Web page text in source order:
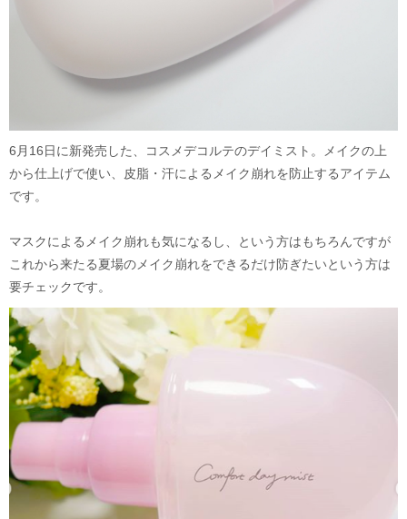
6月16日に新発売した、コスメデコルテのデイミスト。メイクの上
から仕上げで使い、皮脂・汗によるメイク崩れを防止するアイテム
です。
マスクによるメイク崩れも気になるし、という方はもちろんですが
これから来たる夏場のメイク崩れをできるだけ防ぎたいという方は
要チェックです。